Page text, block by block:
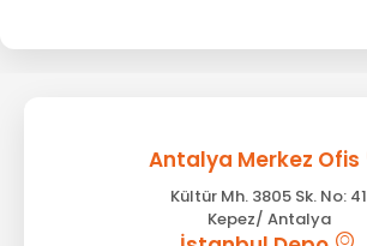
Antalya Merkez Ofis
Kültür Mh. 3805 Sk. No: 41
Kepez/ Antalya